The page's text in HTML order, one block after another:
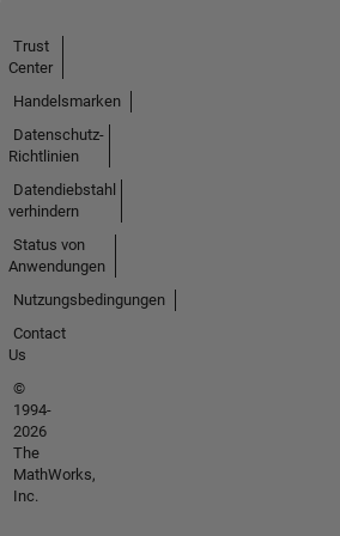
Trust
Center
Handelsmarken
Datenschutz-
Richtlinien
Datendiebstahl
verhindern
Status von
Anwendungen
Nutzungsbedingungen
Contact
Us
©
1994-
2026
The
MathWorks,
Inc.